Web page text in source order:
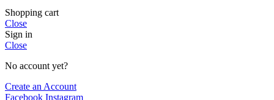
Shopping cart
Close
Sign in
Close
No account yet?
Create an Account
Facebook Instagram